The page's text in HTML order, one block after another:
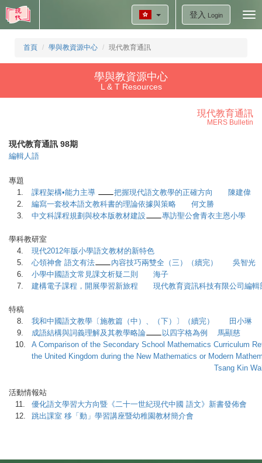
登入 Login
首頁 學與教資源中心 現代教育通訊
學與教資源中心
L & T Resources
現代教育通訊
MERS Bulletin
現代教育通訊 98期
編輯人語
專題
1.
課程架構•能力主導
把握現代語文教學的正確方向 陳建偉
2.
編寫一套校本語文教科書的理論依據與策略 何文勝
3.
中文科課程規劃與校本版教材建設 專訪聖公會青衣主恩小學
學科教研室
4.
現代2012年版小學語文教材的新特色
5.
心領神會 語文有法
內容技巧兩雙全（三）（續完） 吳智光
6.
小學中國語文常見課文析疑二則 海子
7.
建構電子課程，開展學習新旅程 現代教育資訊科技有限公司編輯
特稿
8.
我和中國語文教學〔施教篇（中）、（下）〕（續完） 田小琳
9.
成語結構與詞義理解及其教學略論
以四字格為例 馬顯慈
10.
A Comparison of the Secondary School Mathematics Curriculum
the United Kingdom during the New Mathematics or Modern
Tsang Kin Wah,
活動情報站
11.
優化語文學習大方向暨《二十一世紀現代中國 語文》新書發佈會
12.
跳出課室 移「動」學習講座暨幼稚園教材簡介會